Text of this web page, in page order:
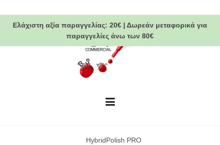
to
contentΕλάχιστη αξία παραγγελίας: 20€ | Δωρεάν μεταφορικά για
παραγγελίες άνω των 80€
HybridPolish PRO